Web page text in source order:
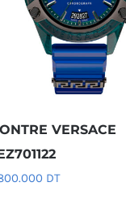
VERSACE
DT